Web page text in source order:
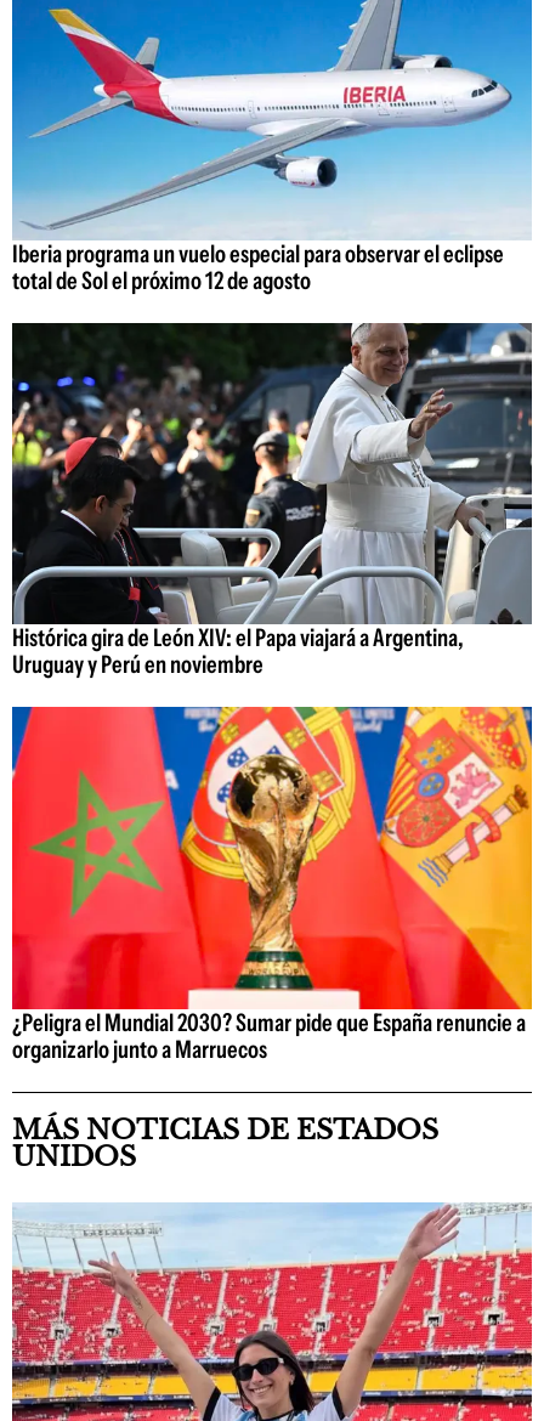
Iberia programa un vuelo especial para observar el eclipse
total de Sol el próximo 12 de agosto
Histórica gira de León XIV: el Papa viajará a Argentina,
Uruguay y Perú en noviembre
¿Peligra el Mundial 2030? Sumar pide que España renuncie a
organizarlo junto a Marruecos
MÁS NOTICIAS DE ESTADOS
UNIDOS